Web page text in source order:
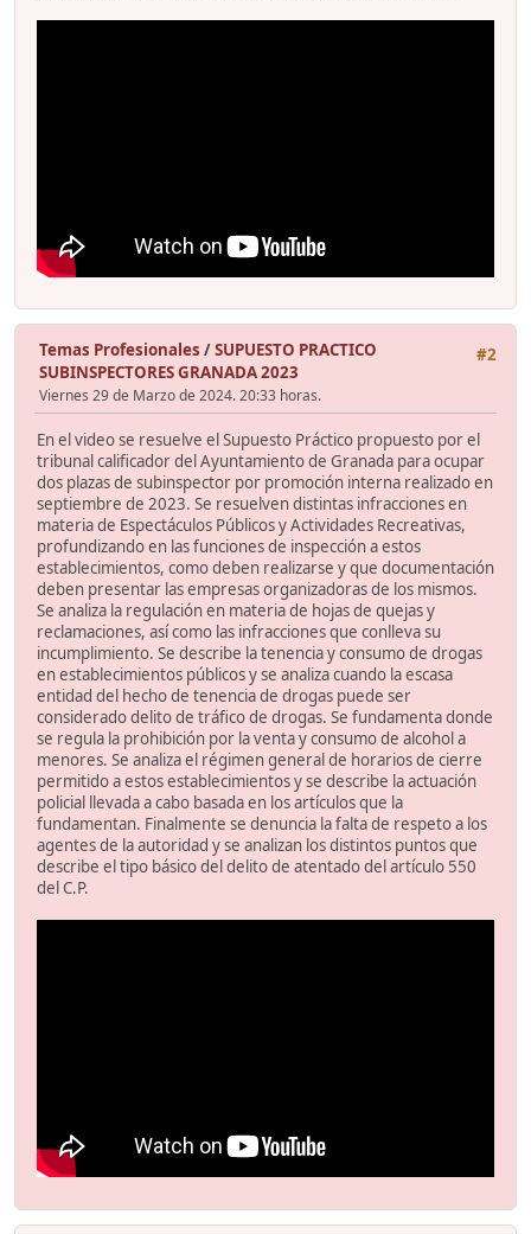
#2
Temas Profesionales /SUPUESTO PRACTICO
SUBINSPECTORES GRANADA 2023
Viernes 29 de Marzo de 2024. 20:33 horas.
En el video se resuelve el Supuesto Práctico propuesto por el
tribunal calificador del Ayuntamiento de Granada para ocupar
dos plazas de subinspector por promoción interna realizado en
septiembre de 2023. Se resuelven distintas infracciones en
materia de Espectáculos Públicos y Actividades Recreativas,
profundizando en las funciones de inspección a estos
establecimientos, como deben realizarse y que documentación
deben presentar las empresas organizadoras de los mismos.
Se analiza la regulación en materia de hojas de quejas y
reclamaciones, así como las infracciones que conlleva su
incumplimiento. Se describe la tenencia y consumo de drogas
en establecimientos públicos y se analiza cuando la escasa
entidad del hecho de tenencia de drogas puede ser
considerado delito de tráfico de drogas. Se fundamenta donde
se regula la prohibición por la venta y consumo de alcohol a
menores. Se analiza el régimen general de horarios de cierre
permitido a estos establecimientos y se describe la actuación
policial llevada a cabo basada en los artículos que la
fundamentan. Finalmente se denuncia la falta de respeto a los
agentes de la autoridad y se analizan los distintos puntos que
describe el tipo básico del delito de atentado del artículo 550
del C.P.